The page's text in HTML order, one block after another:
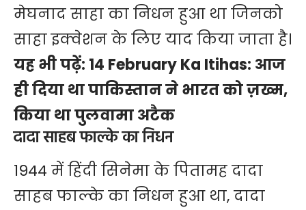
मेघनाद साहा का निधन हुआ था जिनको
साहा इक्वेशन के लिए याद किया जाता है।
यह भी पढ़ें: 14 February Ka Itihas: आज
ही दिया था पाकिस्तान ने भारत को ज़ख्म,
किया था पुलवामा अटैक
दादा साहब फाल्के का निधन
1944 में हिंदी सिनेमा के पितामह दादा
साहब फाल्के का निधन हुआ था, दादा